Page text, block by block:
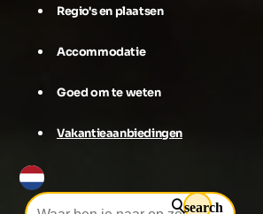
Regio's en plaatsen
Accommodatie
Goed om te weten
Vakantieaanbiedingen
search